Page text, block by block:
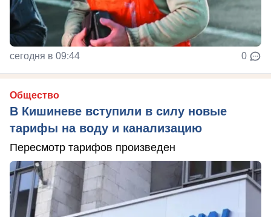
сегодня в 09:44 0
Общество
В Кишиневе вступили в силу новые
тарифы на воду и канализацию
Пересмотр тарифов произведен